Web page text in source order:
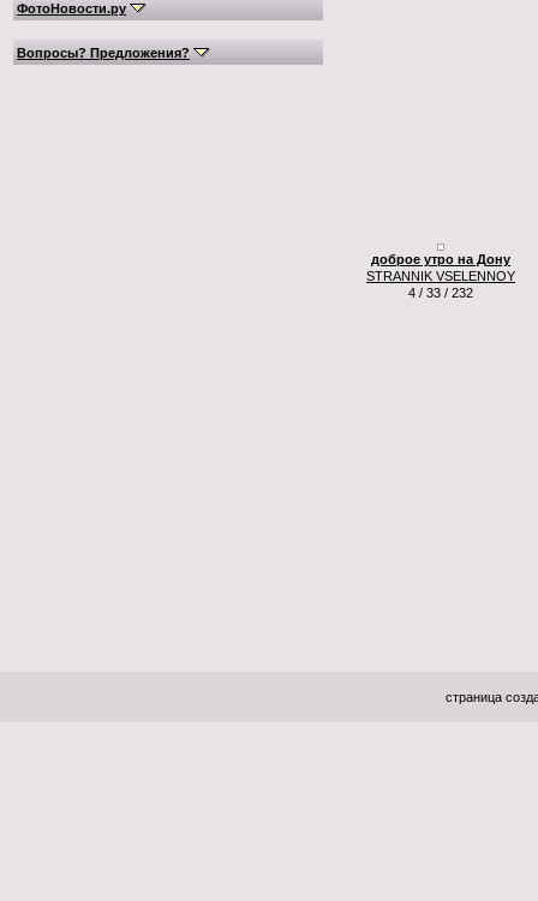
ФотоНовости.ру
Вопросы? Предложения?
доброе утро на Дону
STRANNIK VSELENNOY
4 / 33 / 232
страница